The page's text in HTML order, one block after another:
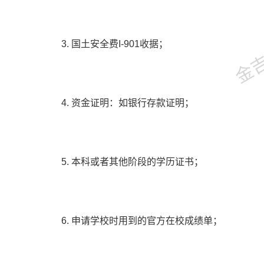
3. 国土安全费I-901收据；
4. 资金证明：如银行存款证明；
5. 本科或者其他阶段的学历证书；
6. 申请学校时用到的官方在校成绩单；